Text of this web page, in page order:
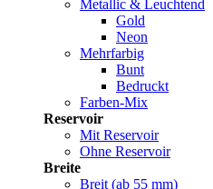
Metallic & Leuchtend
Gold
Neon
Mehrfarbig
Bunt
Bedruckt
Farben-Mix
Reservoir
Mit Reservoir
Ohne Reservoir
Breite
Breit (ab 55 mm)